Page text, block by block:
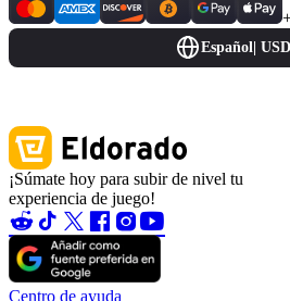
Español
¡Súmate hoy para subir de nivel tu
experiencia de juego!
Centro de ayuda